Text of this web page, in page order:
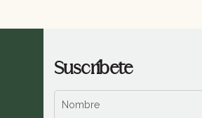
Suscríbete